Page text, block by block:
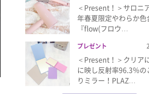
＜Present！＞サロニ
年春夏限定やわらか色
『flow(フロウ…
プレゼント
＜Present！＞クリア
に映し反射率96.3％の
りミラー！PLAZ…